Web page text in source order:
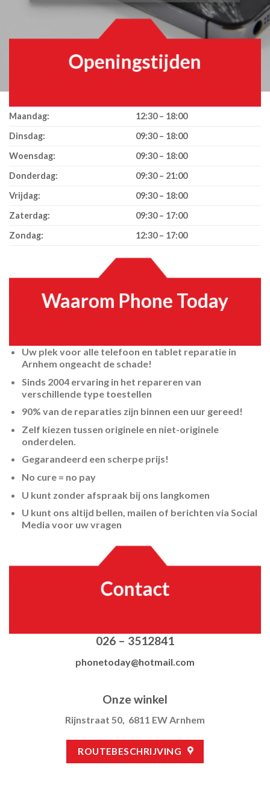
Openingstijden
Maandag:
12:30 – 18:00
Dinsdag:
09:30 – 18:00
Woensdag:
09:30 – 18:00
Donderdag:
09:30 – 21:00
Vrijdag:
09:30 – 18:00
Zaterdag:
09:30 – 17:00
Zondag:
12:30 – 17:00
Waarom Phone Today
Uw plek voor alle telefoon en tablet reparatie in
Arnhem ongeacht de schade!
Sinds 2004 ervaring in het repareren van
verschillende type toestellen
90% van de reparaties zijn binnen een uur gereed!
Zelf kiezen tussen originele en niet-originele
onderdelen.
Gegarandeerd een scherpe prijs!
No cure = no pay
U kunt zonder afspraak bij ons langkomen
U kunt ons altijd bellen, mailen of berichten via Social
Media voor uw vragen
Contact
026 – 3512841
phonetoday@hotmail.com
Onze winkel
Rijnstraat 50, 6811 EW Arnhem
ROUTEBESCHRIJVING